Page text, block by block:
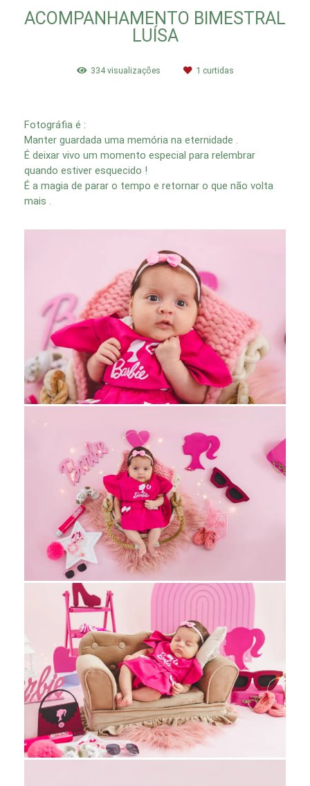
ACOMPANHAMENTO BIMESTRAL
LUÍSA
334visualizações 1 curtidas
Fotográfia é :
Manter guardada uma memória na eternidade .
É deixar vivo um momento especial para relembrar
quando estiver esquecido !
É a magia de parar o tempo e retornar o que não volta
mais .